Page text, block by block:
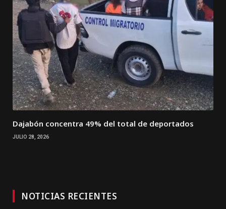
Dajabón concentra 49% del total de deportados
JULIO 28, 2026
NOTICIAS RECIENTES